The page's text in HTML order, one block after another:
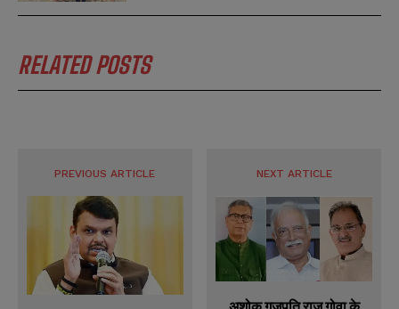
RELATED POSTS
PREVIOUS ARTICLE NEXT ARTICLE